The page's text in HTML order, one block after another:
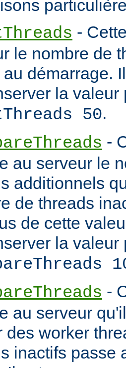
-
le nombre de
au démarrage.
la valeur
50.
-
au serveur le
additionnels
de threads
de cette
la valeur
-
au serveur
des worker
inactifs passe